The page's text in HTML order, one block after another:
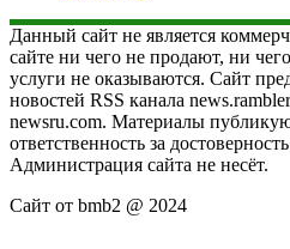
Данный сайт не является
сайте ни чего не продают, ни
услуги не оказываются. Сайт
новостей RSS канала
newsru.com. Материалы
ответственность за
Администрация сайта не несёт.
Сайт от bmb2 @ 2024